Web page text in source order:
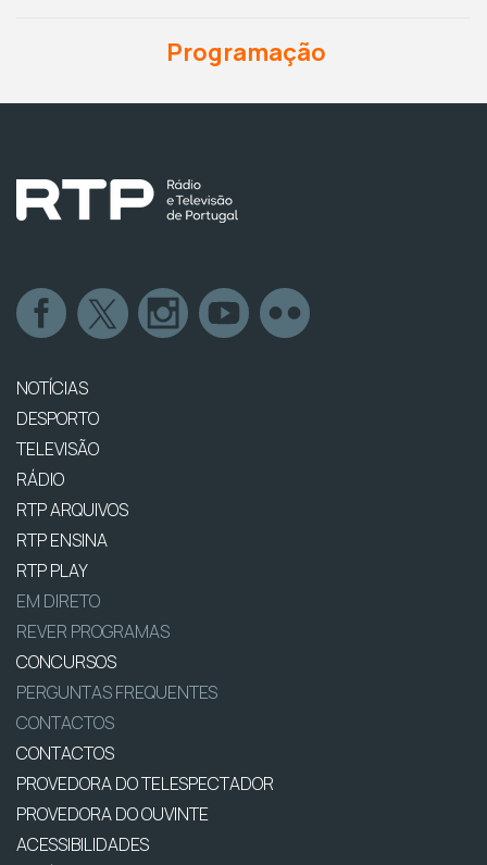
Programação
NOTÍCIAS
DESPORTO
TELEVISÃO
RÁDIO
RTP ARQUIVOS
RTP ENSINA
RTP PLAY
EM DIRETO
REVER PROGRAMAS
CONCURSOS
PERGUNTAS FREQUENTES
CONTACTOS
CONTACTOS
PROVEDORA DO TELESPECTADOR
PROVEDORA DO OUVINTE
ACESSIBILIDADES